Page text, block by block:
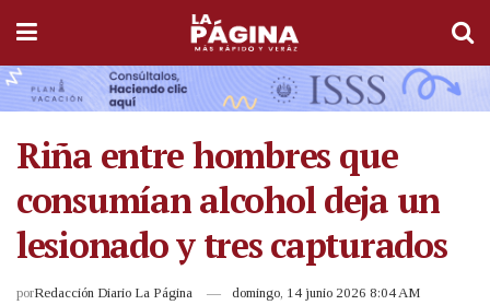
Riña entre hombres que
consumían alcohol deja un
lesionado y tres capturados
porRedacción Diario La Página domingo, 14 junio 2026 8:04 AM